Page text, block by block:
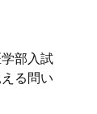
部入試
る問い